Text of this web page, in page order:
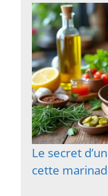
Le secret
cette